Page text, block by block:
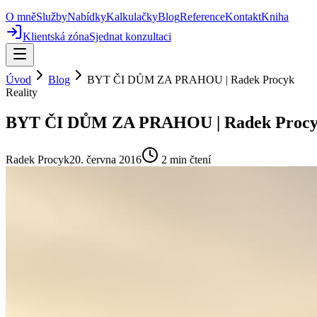
O mněSlužbyNabídkyKalkulačkyBlogReferenceKontaktKniha
Klientská zónaSjednat konzultaci
Úvod Blog
BYT ČI DŮM ZA PRAHOU | Radek Procyk
Reality
BYT ČI DŮM ZA PRAHOU | Radek
Radek Procyk20. června 2016 2 min čtení